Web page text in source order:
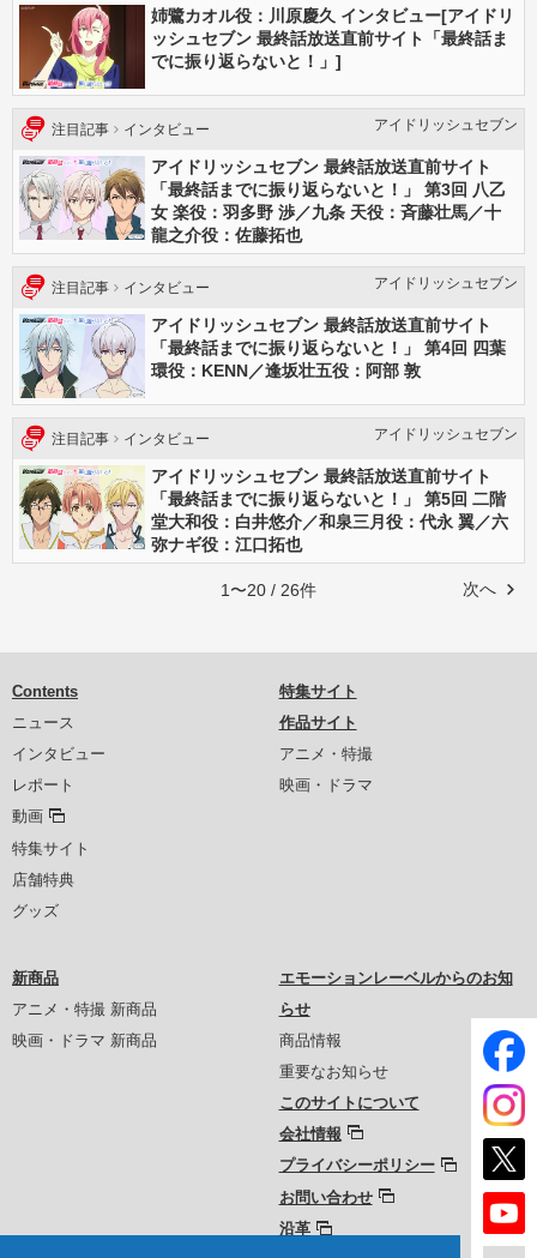
姉鷺カオル役：川原慶久 インタビュー[アイドリ
ッシュセブン 最終話放送直前サイト「最終話ま
でに振り返らないと！」]
注目記事 インタビュー アイドリッシュセブン
アイドリッシュセブン 最終話放送直前サイト
「最終話までに振り返らないと！」 第3回 八乙
女 楽役：羽多野 渉／九条 天役：斉藤壮馬／十
龍之介役：佐藤拓也
注目記事 インタビュー アイドリッシュセブン
アイドリッシュセブン 最終話放送直前サイト
「最終話までに振り返らないと！」 第4回 四葉
環役：KENN／逢坂壮五役：阿部 敦
注目記事 インタビュー アイドリッシュセブン
アイドリッシュセブン 最終話放送直前サイト
「最終話までに振り返らないと！」 第5回 二階
堂大和役：白井悠介／和泉三月役：代永 翼／六
弥ナギ役：江口拓也
次へ
1〜20 / 26件
Contents
ニュース
インタビュー
レポート
動画
特集サイト
店舗特典
グッズ
特集サイト
作品サイト
アニメ・特撮
映画・ドラマ
新商品
アニメ・特撮 新商品
映画・ドラマ 新商品
エモーションレーベルからのお知
らせ
商品情報
重要なお知らせ
このサイトについて
会社情報
プライバシーポリシー
お問い合わせ
沿革